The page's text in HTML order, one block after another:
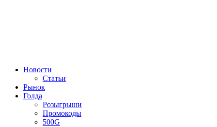
Новости
Статьи
Рынок
Голда
Розыгрыши
Промокоды
500G